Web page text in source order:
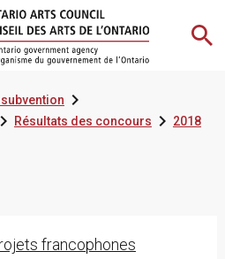

Résultats des concours 2018
francophones